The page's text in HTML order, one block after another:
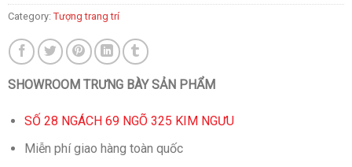
Category: Tượng trang trí
SHOWROOM TRƯNG BÀY SẢN PHẨM
SỐ 28 NGÁCH 69 NGÕ 325 KIM NGƯU
Miễn phí giao hàng toàn quốc